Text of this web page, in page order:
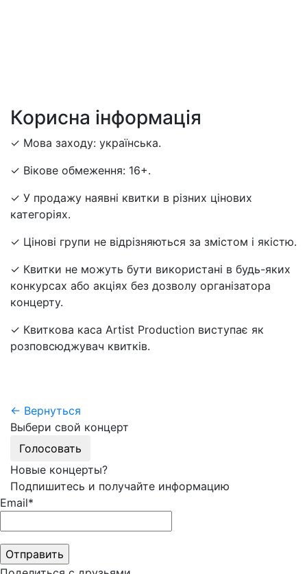
Корисна інформація
✓ Мова заходу: українська.
✓ Вікове обмеження: 16+.
✓ У продажу наявні квитки в різних цінових
категоріях.
✓ Цінові групи не відрізняються за змістом і якістю.
✓ Квитки не можуть бути використані в будь-яких
конкурсах або акціях без дозволу організатора
концерту.
✓ Квиткова каса Artist Production виступає як
розповсюджувач квитків.
← Вернуться
Выбери свой концерт
Голосовать
Новые концерты?
Подпишитесь и получайте информацию
Email*